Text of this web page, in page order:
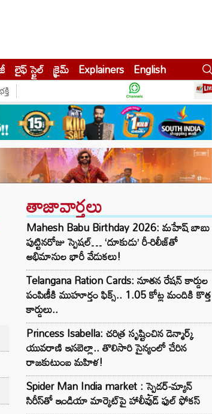
లైఫ్ స్టైల్ క్రైమ్ Explainers English
తాజావార్తలు
Mahesh Babu Birthday 2026: మహేష్ బాబు
పుట్టినరోజు స్పెషల్… ‘దూకుడు’ రీ-రిలీజ్‌తో
అభిమానుల భారీ వేడుకలు!
Telangana Ration Cards: నూతన రేషన్ కార్డుల
పంపిణీకి ముహూర్తం ఫిక్స్‌.. 1.05 కోట్ల మందికి కొత్త
కార్డులు..
Princess Isabella: చరిత్ర సృష్టించిన డెన్మార్క్
యువరాణి ఇసబెల్లా.. తొలిసారి సైన్యంలో చేరిన
రాజకుటుంబ మహిళ!
Spider Man India market : స్పైడర్-మ్యాన్
సిరీస్‌తో ఇండియా మార్కెట్‌పై హాలీవుడ్ ఫుల్ ఫోకస్